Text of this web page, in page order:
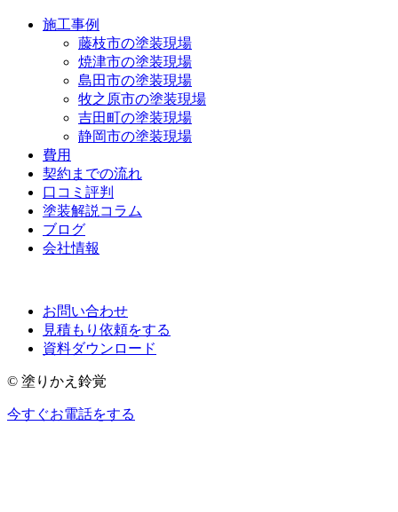
施工事例
藤枝市の塗装現場
焼津市の塗装現場
島田市の塗装現場
牧之原市の塗装現場
吉田町の塗装現場
静岡市の塗装現場
費用
契約までの流れ
口コミ評判
塗装解説コラム
ブログ
会社情報
お問い合わせ
見積もり依頼をする
資料ダウンロード
© 塗りかえ鈴覚
今すぐお電話をする